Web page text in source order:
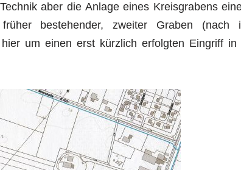
aber die Anlage eines Kreisgrabens
bestehender, zweiter Graben (nach
um einen erst kürzlich erfolgten Eingriff in